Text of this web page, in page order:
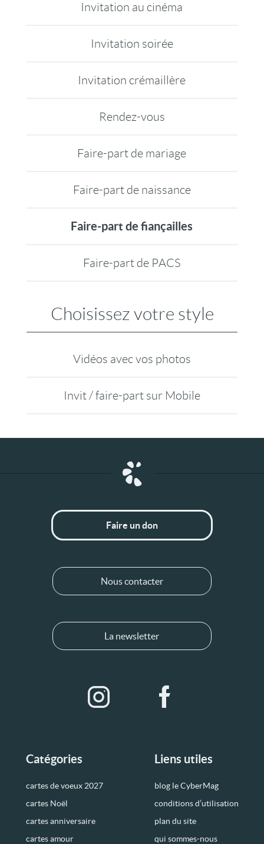
Invitation au cinéma
Invitation soirée
Invitation crémaillère
Rendez-vous
Faire-part de mariage
Faire-part de naissance
Faire-part de fiançailles
Faire-part de PACS
Choisissez votre style
Vidéos avec vos photos
Invit / faire-part sur Mobile
Catégories
cartes de voeux 2027
cartes Noël
cartes anniversaire
cartes amour
Liens utiles
blog le CyberMag
conditions d’utilisation
plan du site
qui sommes-nous
Faire un don
Nous contacter
La newsletter